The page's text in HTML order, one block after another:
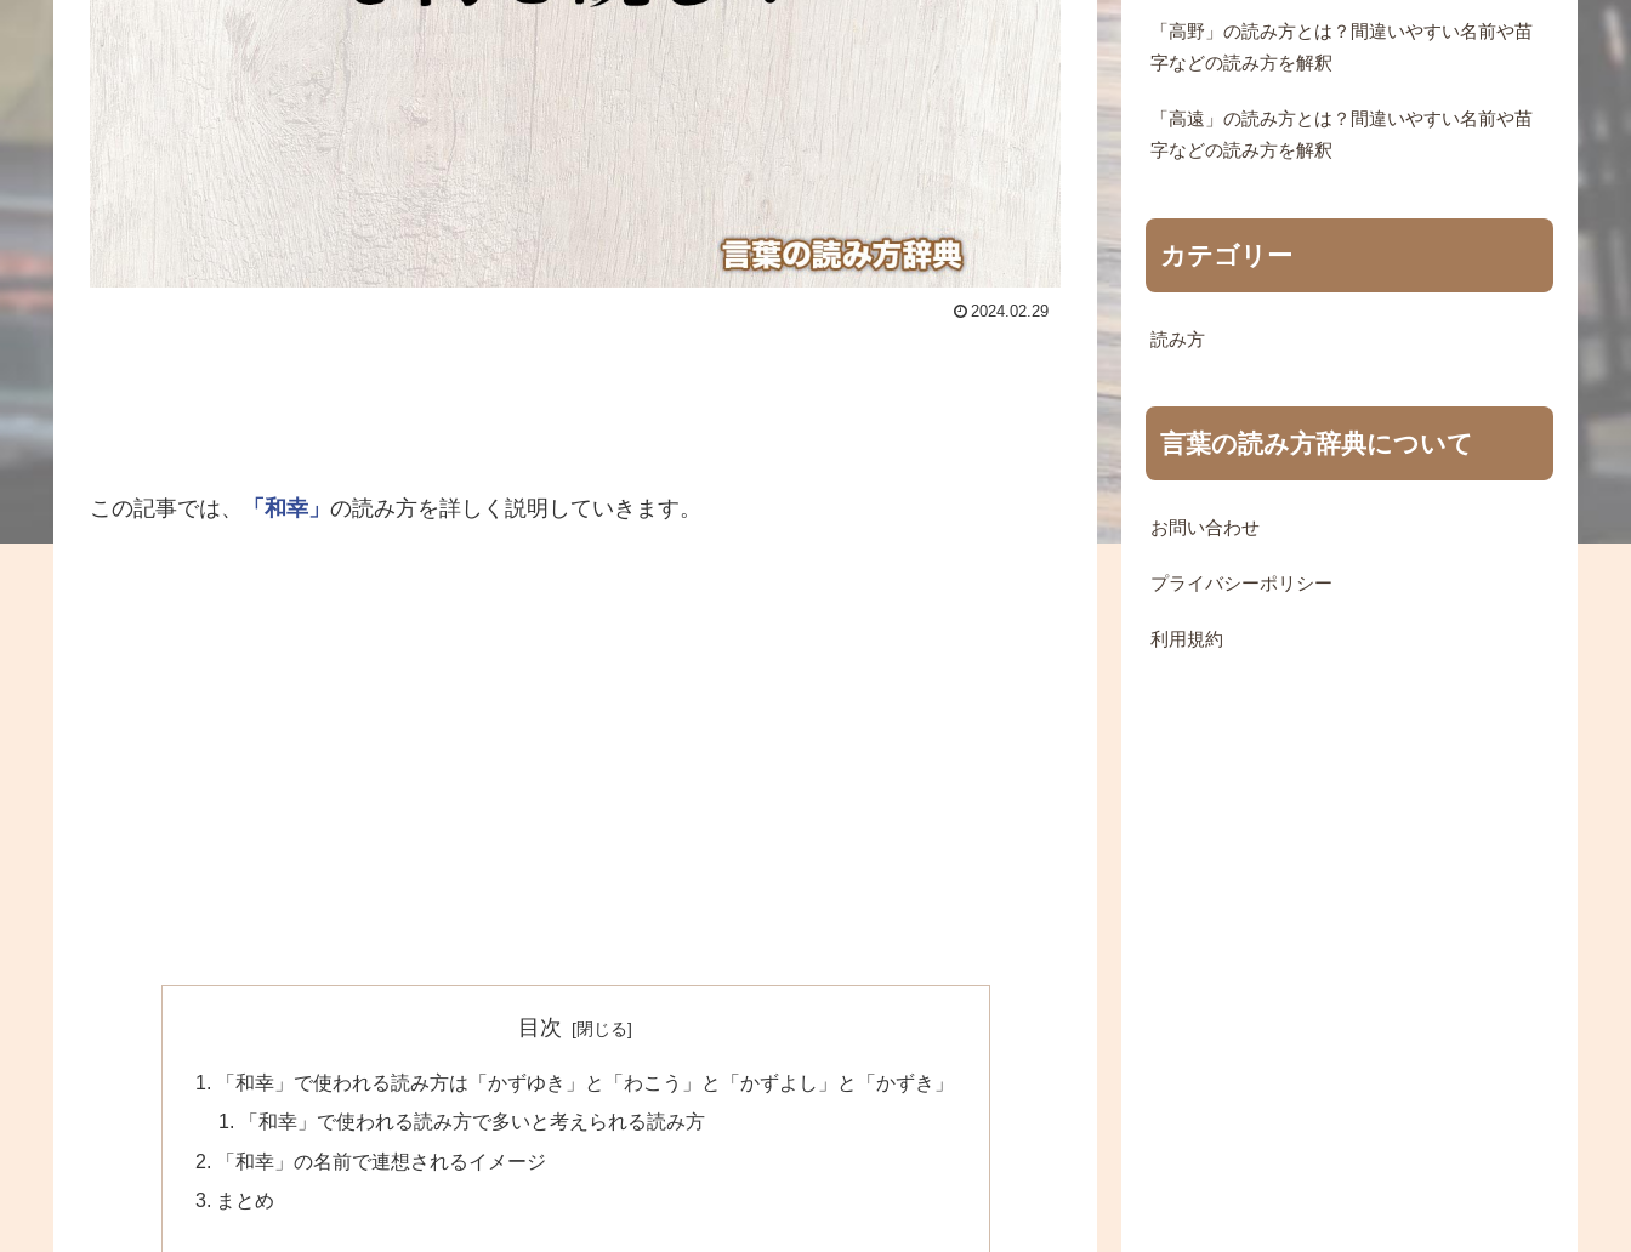
2024.02.29
この記事では、 「和幸」 の読み方を詳しく説明していきます。
目次
「和幸」で使われる読み方は「かずゆき」と「わこう」と「かずよし」と「かずき」
「和幸」で使われる読み方で多いと考えられる読み方
「和幸」の名前で連想されるイメージ
まとめ
「高野」の読み方とは？間違いやすい名前や苗
字などの読み方を解釈
「高遠」の読み方とは？間違いやすい名前や苗
字などの読み方を解釈
カテゴリー
読み方
言葉の読み方辞典について
お問い合わせ
プライバシーポリシー
利用規約